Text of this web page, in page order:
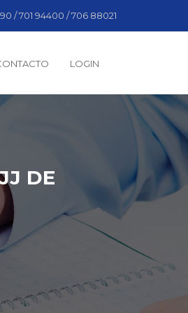
/ 701 94400 / 706 88021
LOGIN
DE